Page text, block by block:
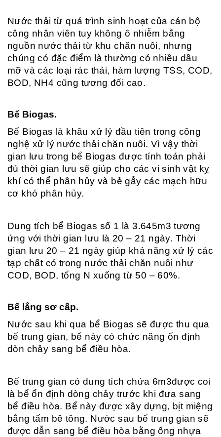
Nước thải từ quá trình sinh hoạt của cán bộ
công nhân viên tuy không ô nhiễm bằng
nguồn nước thải từ khu chăn nuôi, nhưng
chúng có đặc điểm là thường có nhiều dầu
mỡ và các loại rác thải, hàm lượng TSS, COD,
BOD, NH4 cũng tương đối cao.
Bể Biogas.
Bể Biogas là khâu xử lý đầu tiên trong công
nghệ xử lý nước thải chăn nuôi. Vì vậy thời
gian lưu trong bể Biogas được tính toán phải
đủ thời gian lưu sẽ giúp cho các vi sinh vật kỵ
khí có thể phân hủy và bẻ gẫy các mạch hữu
cơ khó phân hủy.
Dung tích bể Biogas số 1 là 3.645m3 tương
ứng với thời gian lưu là 20 – 21 ngày. Thời
gian lưu 20 – 21 ngày giúp khả năng xử lý các
tạp chất có trong nước thải chăn nuôi như
COD, BOD, tổng N xuống từ 50 – 60%.
Bể lắng sơ cấp.
Nước sau khi qua bể Biogas sẽ được thu qua
bể trung gian, bể này có chức năng ổn định
dòn chảy sang bể điều hòa.
Bể trung gian có dung tích chứa 6m3được coi
là bể ổn định dòng chảy trước khi đưa sang
bể điều hòa. Bể này được xây dựng, bịt miệng
bằng tấm bê tông. Nước sau bể trung gian sẽ
được dẫn sang bể điều hòa bằng ống nhựa